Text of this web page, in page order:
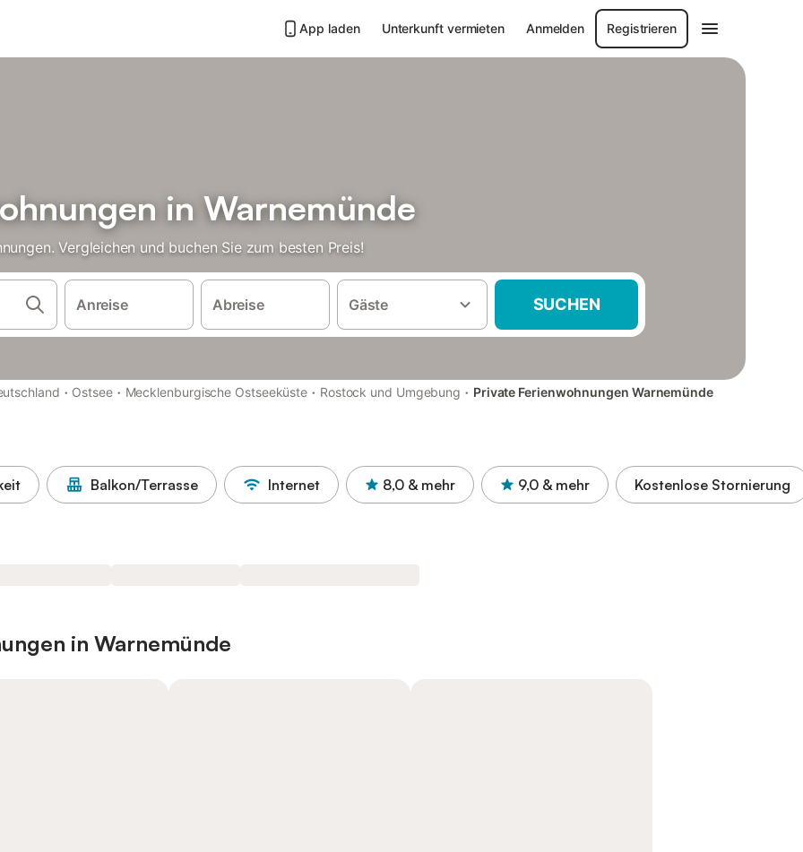
App laden Unterkunft vermieten Anmelden Registrieren
in Warnemünde
Vergleichen und buchen Sie zum besten Preis!
Anreise Abreise Gäste SUCHEN
· Ostsee · Mecklenburgische Ostseeküste · Rostock und Umgebung · Private Ferienwohnungen Warnemünde
Balkon/Terrasse Internet 8,0 & mehr 9,0 & mehr Kostenlose Stornierung
in Warnemünde